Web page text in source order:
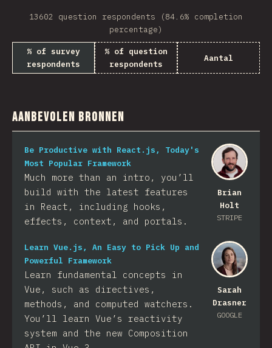
13602 question respondents (84.6% completion
percentage)
% of survey
respondents
% of question
respondents
Aantal
Aanbevolen bronnen
Brian
Holt
STRIPE
Be Productive with React.js, Today's
Most Popular Framework
Much more than an intro, you’ll
build with the latest features
in React, including hooks,
effects, context, and portals.
Sarah
Drasner
GOOGLE
Learn Vue.js, An Easy to Pick Up and
Powerful Framework
Learn fundamental concepts in
Vue, such as directives,
methods, and computed watchers.
You’ll learn Vue’s reactivity
system and the new Composition